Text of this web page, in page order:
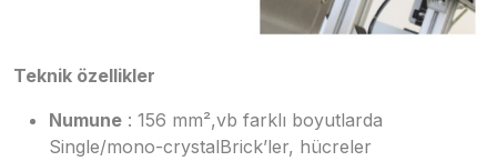
Teknik özellikler
Numune : 156 mm²,vb farklı boyutlarda
Single/mono-crystalBrick’ler, hücreler